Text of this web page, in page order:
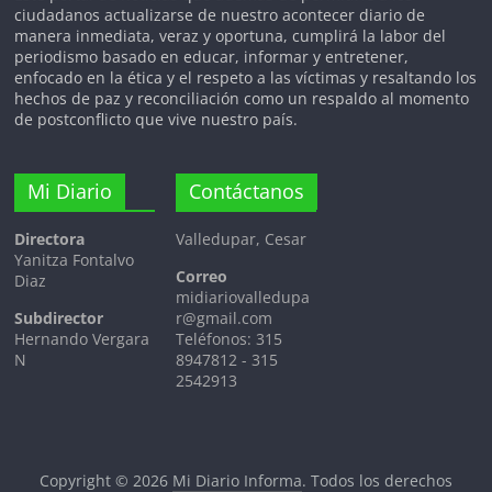
ciudadanos actualizarse de nuestro acontecer diario de
manera inmediata, veraz y oportuna, cumplirá la labor del
periodismo basado en educar, informar y entretener,
enfocado en la ética y el respeto a las víctimas y resaltando los
hechos de paz y reconciliación como un respaldo al momento
de postconflicto que vive nuestro país.
Mi Diario
Directora
Yanitza Fontalvo
Diaz
Subdirector
Hernando Vergara
N
Contáctanos
Valledupar, Cesar
Correo
midiariovalledupa
r@gmail.com
Teléfonos: 315
8947812 - 315
2542913
Copyright © 2026 Mi Diario Informa. Todos los derechos